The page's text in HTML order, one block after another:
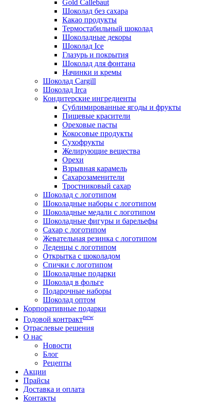
Gold Callebaut
Шоколад без сахара
Какао продукты
Термостабильный шоколад
Шоколадные декоры
Шоколад Ice
Глазурь и покрытия
Шоколад для фонтана
Начинки и кремы
Шоколад Cargill
Шоколад Irca
Кондитерские ингредиенты
Сублимированные ягоды и фрукты
Пищевые красители
Ореховые пасты
Кокосовые продукты
Сухофрукты
Желирующие вещества
Орехи
Взрывная карамель
Сахарозаменители
Тростниковый сахар
Шоколад с логотипом
Шоколадные наборы с логотипом
Шоколадные медали с логотипом
Шоколадные фигуры и барельефы
Сахар с логотипом
Жевательная резинка с логотипом
Леденцы с логотипом
Открытка с шоколадом
Спички с логотипом
Шоколадные подарки
Шоколад в фольге
Подарочные наборы
Шоколад оптом
Корпоративные подарки
Годовой контрактnew
Отраслевые решения
О нас
Новости
Блог
Рецепты
Акции
Прайсы
Доставка и оплата
Контакты